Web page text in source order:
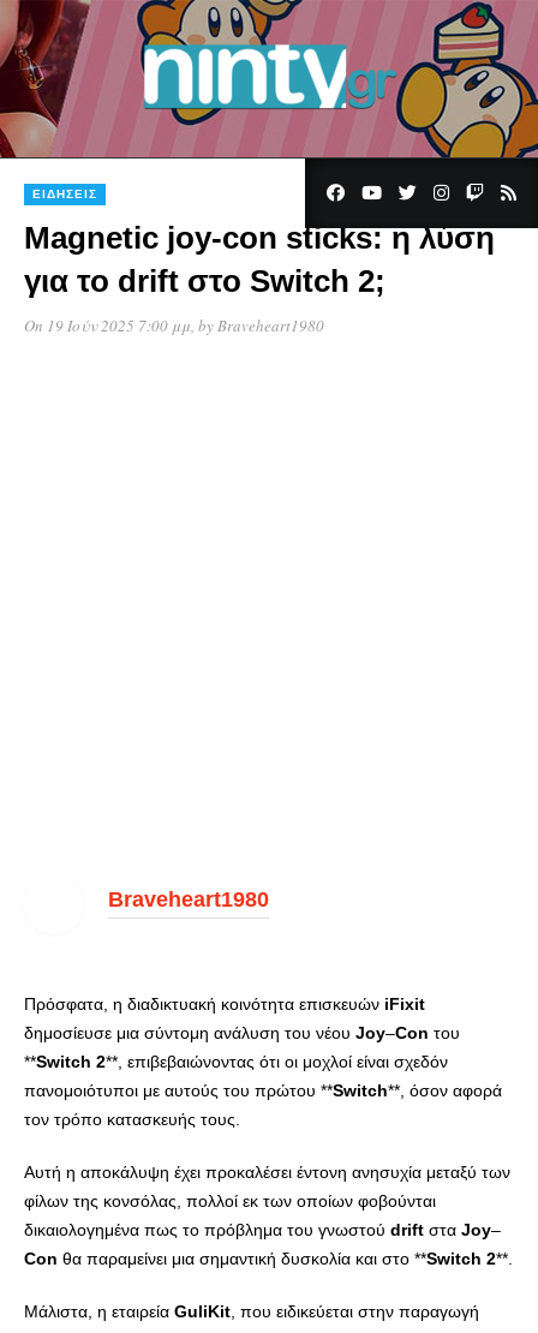
ΕΙΔΉΣΕΙΣ
Magnetic joy-con sticks: η λύση
για το drift στο Switch 2;
On 19 Ιούν 2025 7:00 μμ, byBraveheart1980
Braveheart1980
Πρόσφατα, η διαδικτυακή κοινότητα επισκευών iFixit
δημοσίευσε μια σύντομη ανάλυση του νέου Joy–Con του
**Switch 2**, επιβεβαιώνοντας ότι οι μοχλοί είναι σχεδόν
πανομοιότυποι με αυτούς του πρώτου **Switch**, όσον αφορά
τον τρόπο κατασκευής τους.
Αυτή η αποκάλυψη έχει προκαλέσει έντονη ανησυχία μεταξύ των
φίλων της κονσόλας, πολλοί εκ των οποίων φοβούνται
δικαιολογημένα πως το πρόβλημα του γνωστού drift στα Joy–
Con θα παραμείνει μια σημαντική δυσκολία και στο **Switch 2**.
Μάλιστα, η εταιρεία GuliKit , που ειδικεύεται στην παραγωγή